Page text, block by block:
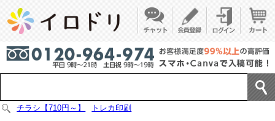
チラシ【710円～】 トレカ印刷